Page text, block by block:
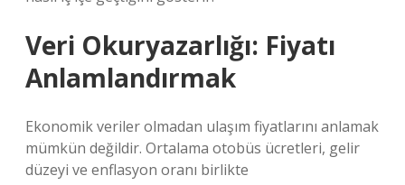
Veri Okuryazarlığı: Fiyatı
Anlamlandırmak
Ekonomik veriler olmadan ulaşım fiyatlarını anlamak
mümkün değildir. Ortalama otobüs ücretleri, gelir
düzeyi ve enflasyon oranı birlikte